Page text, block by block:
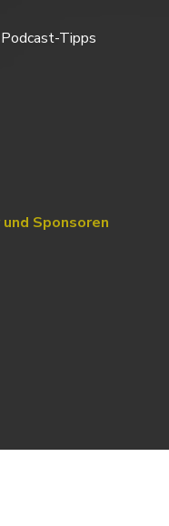
Tipps
Sponsoren